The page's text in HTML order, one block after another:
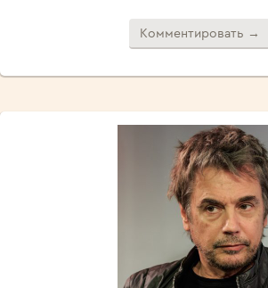
Комментировать →